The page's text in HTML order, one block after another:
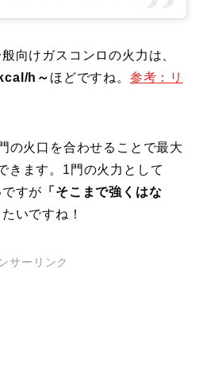
向けガスコンロの火力は、
h～ ほどですね。 参考：リ
の火口を合わせることで最大
きます。1門の火力として
すが 「そこまで強くはな
いですね！
サーリンク